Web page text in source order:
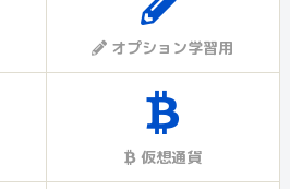
オプション学習用
仮想通貨